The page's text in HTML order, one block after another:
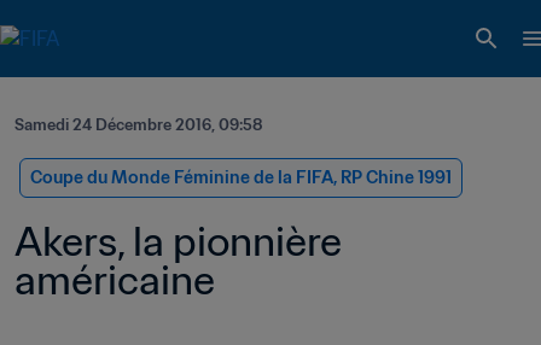
Samedi 24 Décembre 2016, 09:58
Coupe du Monde Féminine de la FIFA, RP Chine 1991
Akers, la pionnière
américaine